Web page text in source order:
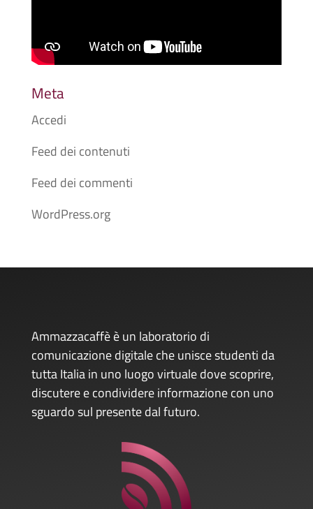
Meta
Accedi
Feed dei contenuti
Feed dei commenti
WordPress.org
Ammazzacaffè è un laboratorio di
comunicazione digitale che unisce studenti da
tutta Italia in uno luogo virtuale dove scoprire,
discutere e condividere informazione con uno
sguardo sul presente dal futuro.